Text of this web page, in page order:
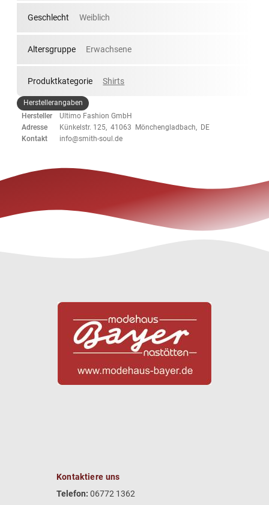
Geschlecht Weiblich
Altersgruppe Erwachsene
Produktkategorie Shirts
Herstellerangaben
Hersteller
Ultimo Fashion GmbH
Adresse
Künkelstr. 125, 41063 Mönchengladbach, DE
Kontakt
info@smith-soul.de
Kontaktiere uns
Telefon: 06772 1362